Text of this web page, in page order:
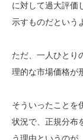
に対して過大評価
示すものだという
ただ、一人ひとり
理的な市場価格が
そういったことを
状況で、正規分布